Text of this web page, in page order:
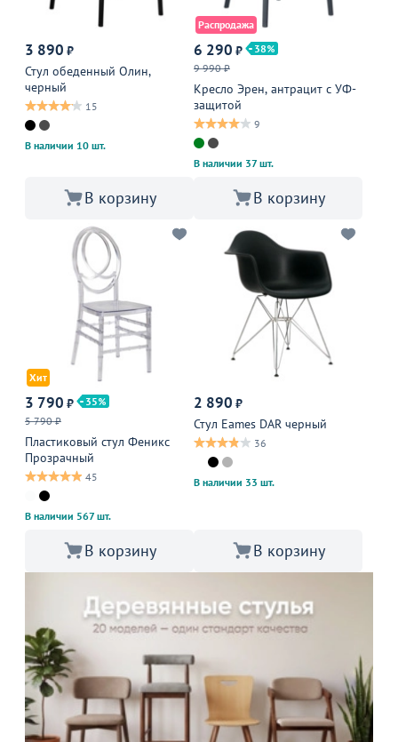
3 890 ₽
Стул обеденный Олин,
черный
15
В наличии 10 шт.
В корзину
Распродажа
6 290 ₽
38
9 990 ₽
Кресло Эрен, антрацит с УФ-
защитой
9
В наличии 37 шт.
В корзину
Хит
3 790 ₽
35
5 790 ₽
Пластиковый стул Феникс
Прозрачный
45
В наличии 567 шт.
В корзину
2 890 ₽
Стул Eames DAR черный
36
В наличии 33 шт.
В корзину